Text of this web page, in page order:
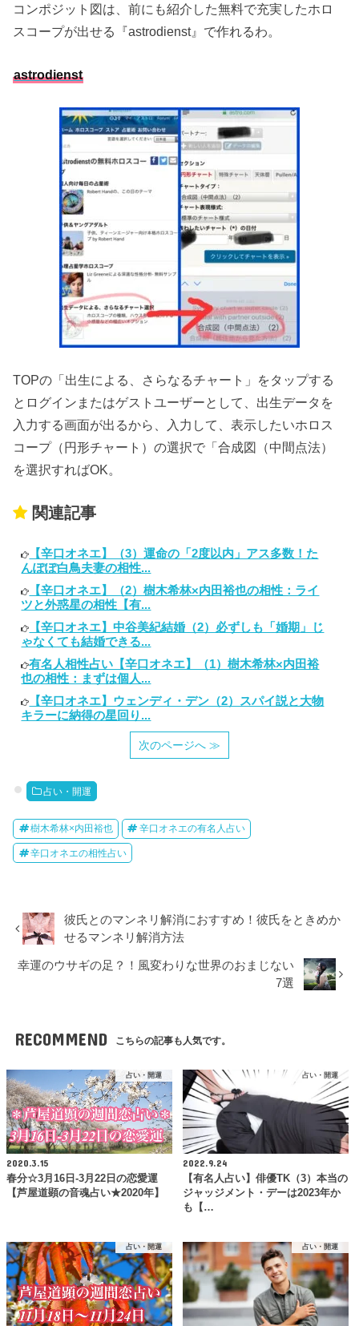
コンポジット図は、前にも紹介した無料で充実したホロ
スコープが出せる『astrodienst』で作れるわ。
astrodienst
TOPの「出生による、さらなるチャート」をタップする
とログインまたはゲストユーザーとして、出生データを
入力する画面が出るから、入力して、表示したいホロス
コープ（円形チャート）の選択で「合成図（中間点法）
を選択すればOK。
関連記事
【辛口オネエ】（3）運命の「2度以内」アス多数！た
んぽぽ白鳥夫妻の相性...
【辛口オネエ】（2）樹木希林×内田裕也の相性：ライ
ツと外惑星の相性【有...
【辛口オネエ】中谷美紀結婚（2）必ずしも「婚期」じ
ゃなくても結婚できる...
有名人相性占い【辛口オネエ】（1）樹木希林×内田裕
也の相性：まずは個人...
【辛口オネエ】ウェンディ・デン（2）スパイ説と大物
キラーに納得の星回り...
次のページへ ≫
占い・開運
樹木希林×内田裕也 辛口オネエの有名人占い
辛口オネエの相性占い
彼氏とのマンネリ解消におすすめ！彼氏をときめか
せるマンネリ解消方法
幸運のウサギの足？！風変わりな世界のおまじない
7選
RECOMMEND こちらの記事も人気です。
占い・開運
2020.3.15
春分☆3月16日-3月22日の恋愛運
【芦屋道顕の音魂占い★2020年】
占い・開運
2022.9.24
【有名人占い】俳優TK（3）本当の
ジャッジメント・デーは2023年か
も【…
占い・開運 占い・開運